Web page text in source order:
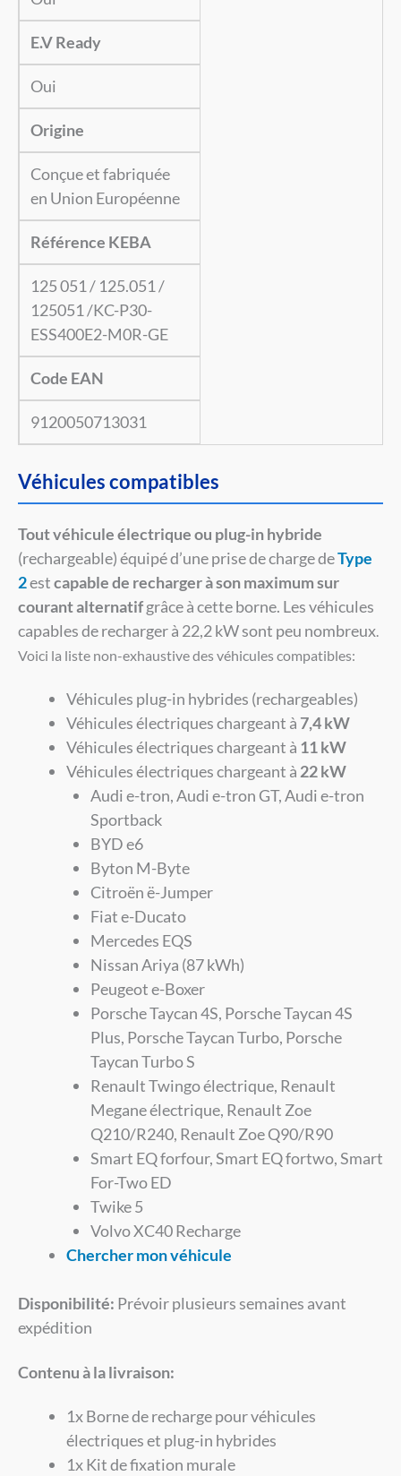
E.V Ready
Oui
Origine
Conçue et fabriquée
en Union Européenne
Référence KEBA
125 051 / 125.051 /
125051 /KC-P30-
ESS400E2-M0R-GE
Code EAN
9120050713031
Véhicules compatibles
Tout véhicule électrique ou plug-in hybride
(rechargeable) équipé d’une prise de charge deType
2estcapable de recharger à son maximum sur
courant alternatifgrâce à cette borne. Les véhicules
capables de recharger à 22,2 kW sont peu nombreux
Voici la liste non-exhaustive des véhicules compatibles:
Véhicules plug-in hybrides (rechargeables)
Véhicules électriques chargeant à 7,4 kW
Véhicules électriques chargeant à 11 kW
Véhicules électriques chargeant à 22 kW
Audi e-tron, Audi e-tron GT, Audi e-tron
Sportback
BYD e6
Byton M-Byte
Citroën ë-Jumper
Fiat e-Ducato
Mercedes EQS
Nissan Ariya (87 kWh)
Peugeot e-Boxer
Porsche Taycan 4S, Porsche Taycan 4S
Plus, Porsche Taycan Turbo, Porsche
Taycan Turbo S
Renault Twingo électrique, Renault
Megane électrique, Renault Zoe
Q210/R240, Renault Zoe Q90/R90
Smart EQ forfour, Smart EQ fortwo, Smart
For-Two ED
Twike 5
Volvo XC40 Recharge
Chercher mon véhicule
Disponibilité: Prévoir plusieurs semaines avant
expédition
Contenu à la livraison:
1x Borne de recharge pour véhicules
électriques et plug-in hybrides
1x Kit de fixation murale